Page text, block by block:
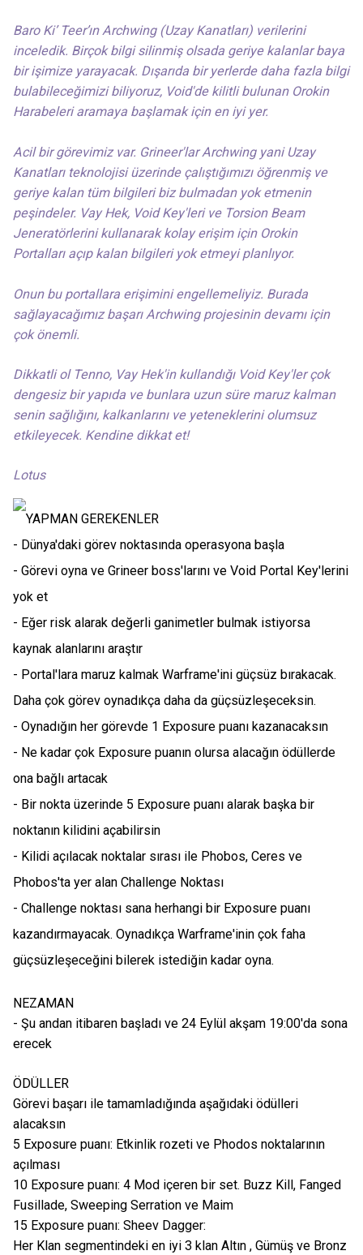
Baro Ki’ Teer’ın Archwing (Uzay Kanatları) verilerini
inceledik. Birçok bilgi silinmiş olsada geriye kalanlar baya
bir işimize yarayacak. Dışarıda bir yerlerde daha fazla bilgi
bulabileceğimizi biliyoruz, Void'de kilitli bulunan Orokin
Harabeleri aramaya başlamak için en iyi yer.
Acil bir görevimiz var. Grineer'lar Archwing yani Uzay
Kanatları teknolojisi üzerinde çalıştığımızı öğrenmiş ve
geriye kalan tüm bilgileri biz bulmadan yok etmenin
peşindeler. Vay Hek, Void Key'leri ve Torsion Beam
Jeneratörlerini kullanarak kolay erişim için Orokin
Portalları açıp kalan bilgileri yok etmeyi planlıyor.
Onun bu portallara erişimini engellemeliyiz. Burada
sağlayacağımız başarı Archwing projesinin devamı için
çok önemli.
Dikkatli ol Tenno, Vay Hek'in kullandığı Void Key'ler çok
dengesiz bir yapıda ve bunlara uzun süre maruz kalman
senin sağlığını, kalkanlarını ve yeteneklerini olumsuz
etkileyecek. Kendine dikkat et!
Lotus
YAPMAN GEREKENLER
- Dünya'daki görev noktasında operasyona başla
- Görevi oyna ve Grineer boss'larını ve Void Portal Key'lerini
yok et
- Eğer risk alarak değerli ganimetler bulmak istiyorsa
kaynak alanlarını araştır
- Portal'lara maruz kalmak Warframe'ini güçsüz bırakacak.
Daha çok görev oynadıkça daha da güçsüzleşeceksin.
- Oynadığın her görevde 1 Exposure puanı kazanacaksın
- Ne kadar çok Exposure puanın olursa alacağın ödüllerde
ona bağlı artacak
- Bir nokta üzerinde 5 Exposure puanı alarak başka bir
noktanın kilidini açabilirsin
- Kilidi açılacak noktalar sırası ile Phobos, Ceres ve
Phobos'ta yer alan Challenge Noktası
- Challenge noktası sana herhangi bir Exposure puanı
kazandırmayacak. Oynadıkça Warframe'inin çok faha
güçsüzleşeceğini bilerek istediğin kadar oyna.
NEZAMAN
- Şu andan itibaren başladı ve 24 Eylül akşam 19:00'da sona
erecek
ÖDÜLLER
Görevi başarı ile tamamladığında aşağıdaki ödülleri
alacaksın
5 Exposure puanı: Etkinlik rozeti ve Phodos noktalarının
açılması
10 Exposure puanı: 4 Mod içeren bir set. Buzz Kill, Fanged
Fusillade, Sweeping Serration ve Maim
15 Exposure puanı: Sheev Dagger:
Her Klan segmentindeki en iyi 3 klan Altın , Gümüş ve Bronz